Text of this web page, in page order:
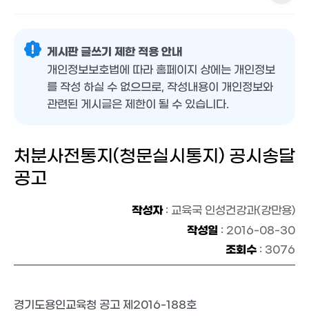
게시판 글쓰기 제한 적용 안내
개인정보보호법에 따라 홈페이지 상에는 개인정보
를 작성 하실 수 없으므로, 작성내용이 개인정보와
관련된 게시글은 제한이 될 수 있습니다.
처분사전통지(청문실시통지) 공시송달
공고
작성자: 교육국 인성건강과(강만용)
작성일 : 2016-08-30
조회수 : 3076
경기도용인교육청 공고 제2016-188호